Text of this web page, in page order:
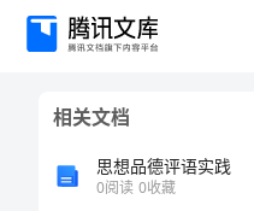
人
相关文档
思想品德评语实践
0阅读 0收藏